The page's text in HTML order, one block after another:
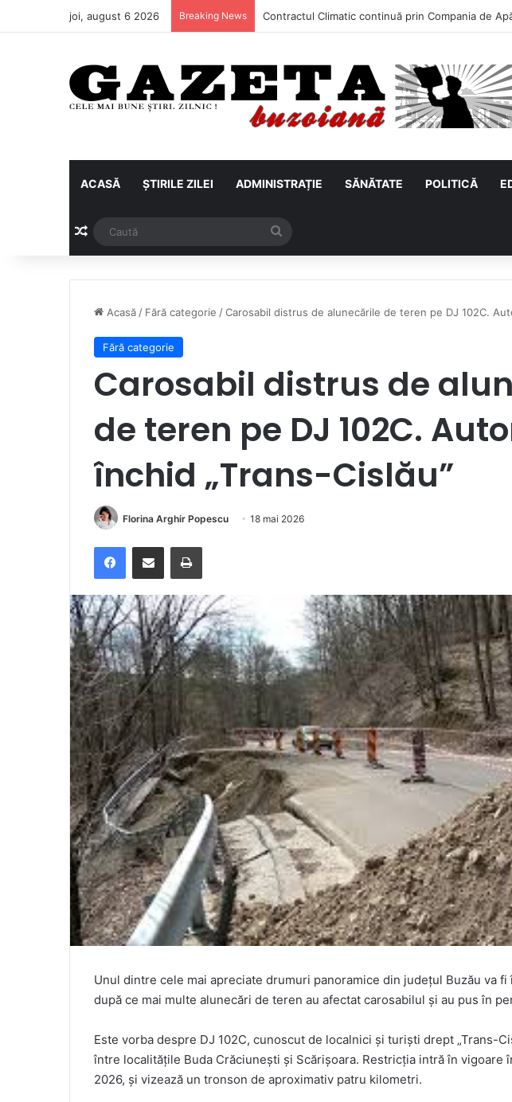
joi, august 6 2026 Breaking News
ACASĂ ȘTIRILE ZILEI ADMINISTRAȚIE SĂNĂTATE POLITICĂ
Articol aleatoriu
Acasă / Fără categorie /Carosabil distrus de alunecările de teren pe DJ 102C.
Fără categorie
Carosabil distrus de
de teren pe DJ 102C.
închid „Trans-Cislău”
Florina Arghir Popescu 18 mai 2026
FacebookDistribuie prin e-mail Imprimare
Unul dintre cele mai apreciate drumuri panoramice din județul Buzău va
după ce mai multe alunecări de teren au afectat carosabilul și au pus în
Este vorba despre DJ 102C, cunoscut de localnici și turiști drept „Trans-
între localitățile Buda Crăciunești și Scărișoara. Restricția intră în vigoare
2026, și vizează un tronson de aproximativ patru kilometri.